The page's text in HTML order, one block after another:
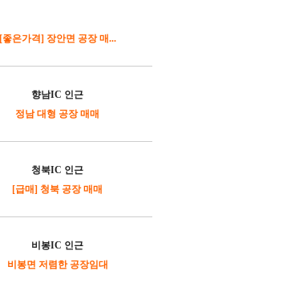
[좋은가격] 장안면 공장 매...
향남IC 인근
정남 대형 공장 매매
청북IC 인근
[급매] 청북 공장 매매
비봉IC 인근
비봉면 저렴한 공장임대